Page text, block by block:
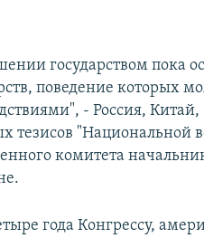
государством пока
поведение которых
- Россия, Китай,
тезисов "Национальной
комитета
года Конгрессу,